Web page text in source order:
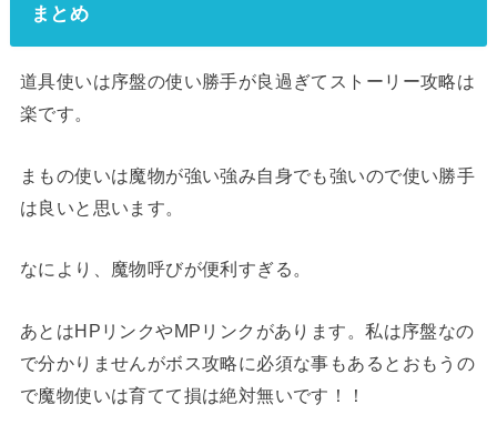
まとめ
道具使いは序盤の使い勝手が良過ぎてストーリー攻略は
楽です。
まもの使いは魔物が強い強み自身でも強いので使い勝手
は良いと思います。
なにより、魔物呼びが便利すぎる。
あとはHPリンクやMPリンクがあります。私は序盤なの
で分かりませんがボス攻略に必須な事もあるとおもうの
で魔物使いは育てて損は絶対無いです！！